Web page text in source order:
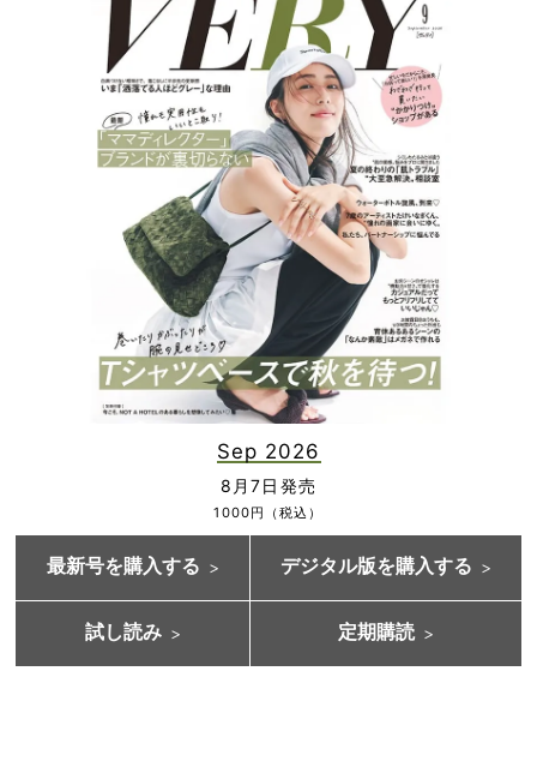
Sep 2026
8月7日発売
1000円（税込）
最新号を購入する デジタル版を購入する
試し読み 定期購読